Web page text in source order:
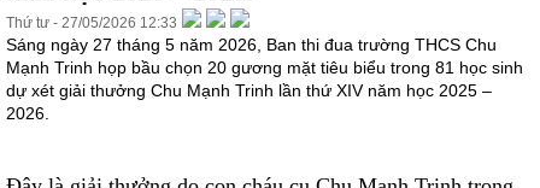
Thứ tư - 27/05/2026 12:33
Sáng ngày 27 tháng 5 năm 2026, Ban thi đua trường THCS Chu
Mạnh Trinh họp bầu chọn 20 gương mặt tiêu biểu trong 81 học sinh
dự xét giải thưởng Chu Mạnh Trinh lần thứ XIV năm học 2025 –
2026.